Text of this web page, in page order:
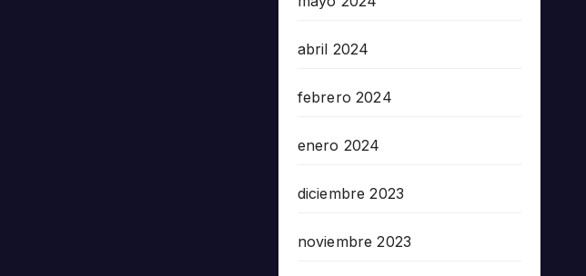
abril 2024
febrero 2024
enero 2024
diciembre 2023
noviembre 2023